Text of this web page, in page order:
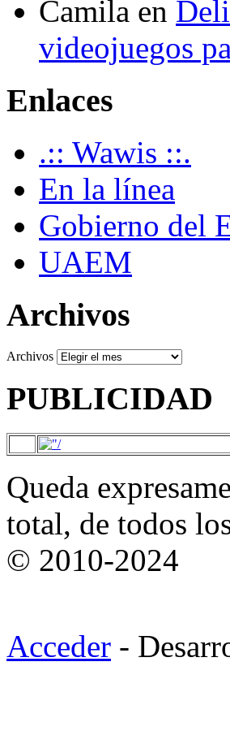
Camila en
videojuegos
Enlaces
.:: Wawis ::.
En la línea
Gobierno del
UAEM
Archivos
Archivos
PUBLICIDAD
Queda
total, de todos
© 2010-2024
Acceder -